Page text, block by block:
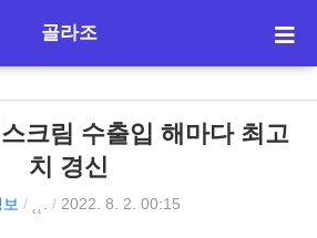
골라조
크림 수출입 해마다 최고
치 경신
/ / 2022. 8. 2. 00:15